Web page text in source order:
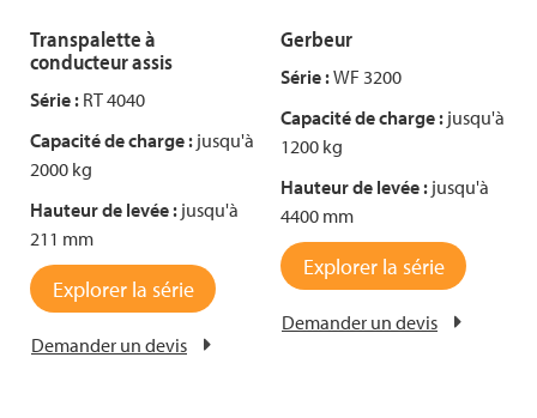
Transpalette à
conducteur assis
Série : RT 4040
Capacité de charge : jusqu'à
2000 kg
Hauteur de levée : jusqu'à
211 mm
Explorer la série
Demander un devis
Gerbeur
Série :WF 3200
Capacité de charge : jusqu'à
1200 kg
Hauteur de levée : jusqu'à
4400 mm
Explorer la série
Demander un devis